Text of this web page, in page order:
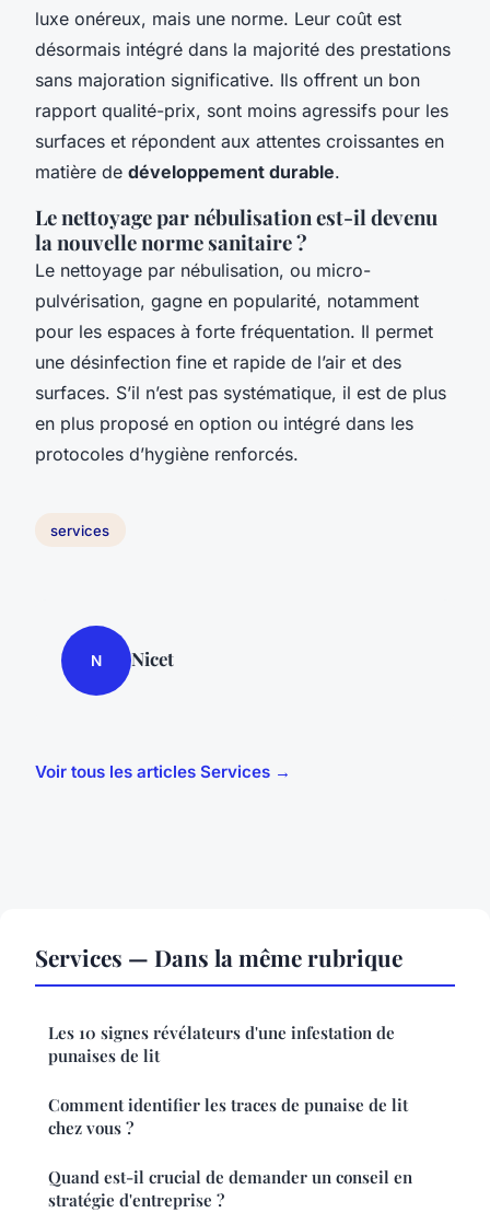
luxe onéreux, mais une norme. Leur coût est
désormais intégré dans la majorité des prestations
sans majoration significative. Ils offrent un bon
rapport qualité-prix, sont moins agressifs pour les
surfaces et répondent aux attentes croissantes en
matière de développement durable.
Le nettoyage par nébulisation est-il devenu
la nouvelle norme sanitaire ?
Le nettoyage par nébulisation, ou micro-
pulvérisation, gagne en popularité, notamment
pour les espaces à forte fréquentation. Il permet
une désinfection fine et rapide de l’air et des
surfaces. S’il n’est pas systématique, il est de plus
en plus proposé en option ou intégré dans les
protocoles d’hygiène renforcés.
services
N Nicet
Voir tous les articles Services →
Services — Dans la même rubrique
Les 10 signes révélateurs d'une infestation de
punaises de lit
Comment identifier les traces de punaise de lit
chez vous ?
Quand est-il crucial de demander un conseil en
stratégie d'entreprise ?